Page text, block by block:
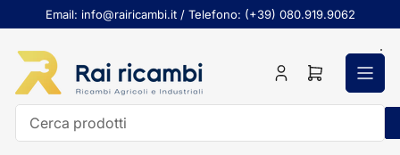
al
contenuto
Email: info@rairicambi.it / Telefono: (+39) 080.919.9062
AccediApri